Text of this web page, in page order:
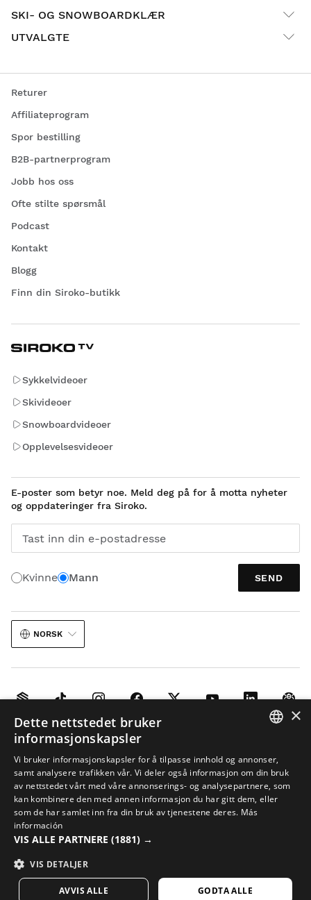
SKI- OG SNOWBOARDKLÆR
UTVALGTE
Returer
Affiliateprogram
Spor bestilling
B2B-partnerprogram
Jobb hos oss
Ofte stilte spørsmål
Podcast
Kontakt
Blogg
Finn din Siroko-butikk
Sykkelvideoer
Skivideoer
Snowboardvideoer
Opplevelsesvideoer
E-poster som betyr noe. Meld deg på for å motta nyheter
og oppdateringer fra Siroko.
Tast inn din e-postadresse
Kvinne Mann SEND
NORSK
Juridisk meddelelse Cookies
Nettstedskart
© 2026 Siroko
ENGLISH
GREEK
FRENCH
×
Dette nettstedet bruker
informasjonskapsler
Vi bruker informasjonskapsler for å tilpasse innhold og annonser,
samt analysere trafikken vår. Vi deler også informasjon om din bruk
av nettstedet vårt med våre annonserings- og analysepartnere, som
kan kombinere den med annen informasjon du har gitt dem, eller
som de har samlet inn fra din bruk av tjenestene deres. Más
información
VIS ALLE PARTNERE (1881) →
VIS DETALJER
GODTA ALLE
AVVIS ALLE